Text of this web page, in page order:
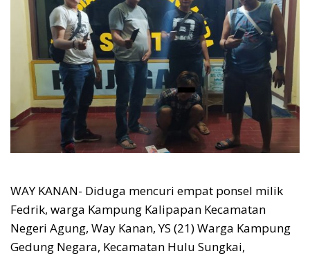
WAY KANAN- Diduga mencuri empat ponsel milik
Fedrik, warga Kampung Kalipapan Kecamatan
Negeri Agung, Way Kanan, YS (21) Warga Kampung
Gedung Negara, Kecamatan Hulu Sungkai,